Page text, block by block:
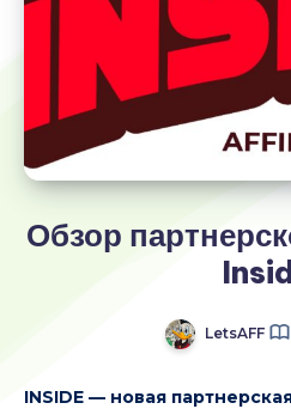
Обзор
LetsAFF
INSIDE — новая